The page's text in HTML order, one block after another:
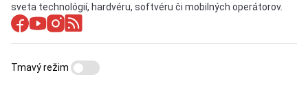
sveta technológií, hardvéru, softvéru či mobilných operátorov.
Tmavý režim